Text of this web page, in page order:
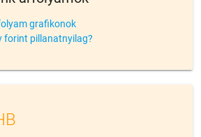
grafikonok
forint pillanatnyilag?